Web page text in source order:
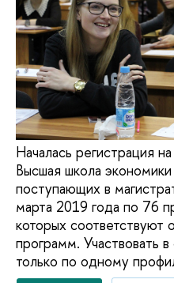
Началась регистрация
Высшая школа
поступающих в
марта 2019 года по 76
которых соответствуют
программ. Участвовать
только по одному